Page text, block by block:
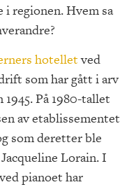
i regionen. Hvem sa
hotelletved
som har gått i arv
På 1980-tallet
av etablissementet
som deretter ble
Lorain. I
pianoet har